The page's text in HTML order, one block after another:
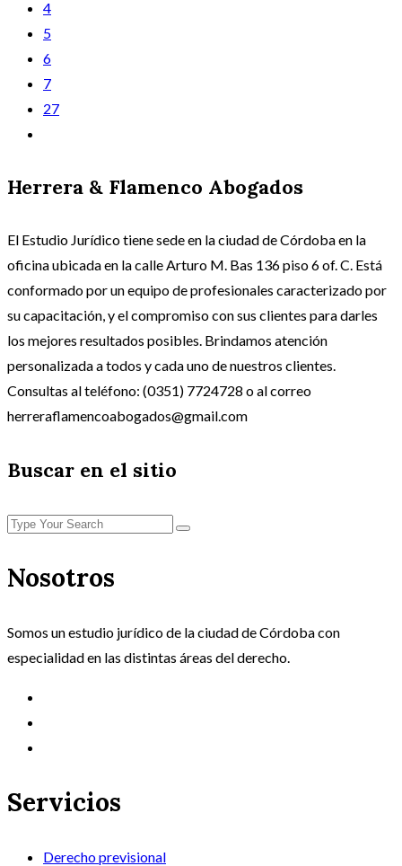
4
5
6
7
27
Herrera & Flamenco Abogados
El Estudio Jurídico tiene sede en la ciudad de Córdoba en la
oficina ubicada en la calle Arturo M. Bas 136 piso 6 of. C. Está
conformado por un equipo de profesionales caracterizado por
su capacitación, y el compromiso con sus clientes para darles
los mejores resultados posibles. Brindamos atención
personalizada a todos y cada uno de nuestros clientes.
Consultas al teléfono: (0351) 7724728 o al correo
herreraflamencoabogados@gmail.com
Buscar en el sitio
Nosotros
Somos un estudio jurídico de la ciudad de Córdoba con
especialidad en las distintas áreas del derecho.
Servicios
Derecho previsional